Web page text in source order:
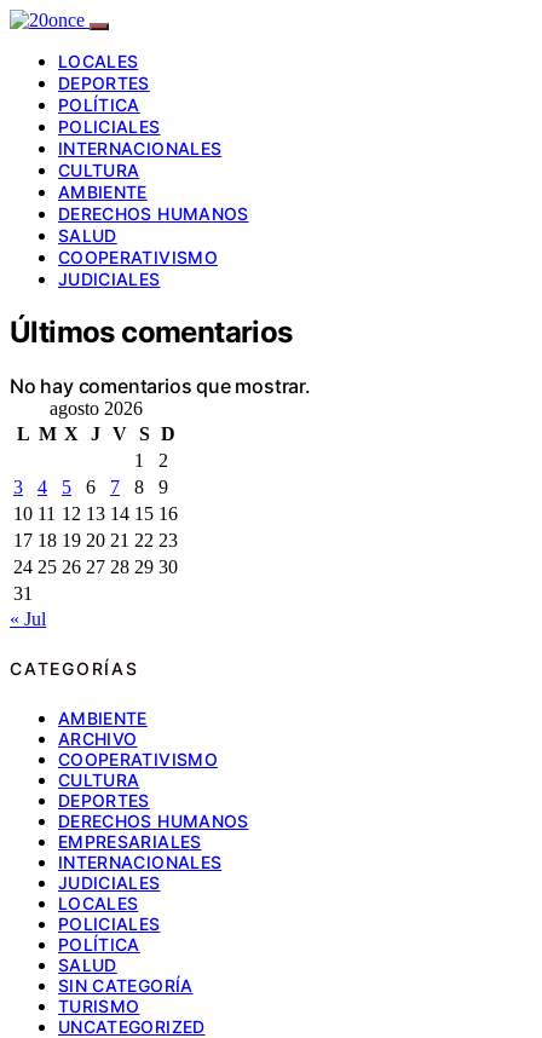
LOCALES
DEPORTES
POLÍTICA
POLICIALES
INTERNACIONALES
CULTURA
AMBIENTE
DERECHOS HUMANOS
SALUD
COOPERATIVISMO
JUDICIALES
Últimos comentarios
No hay comentarios que mostrar.
agosto 2026
L M X J V S D
1
2
3
4 5 6 7 8
9
10 11 12 13 14 15 16
17 18 19 20 21 22 23
24 25 26 27 28 29 30
31
« Jul
CATEGORÍAS
AMBIENTE
ARCHIVO
COOPERATIVISMO
CULTURA
DEPORTES
DERECHOS HUMANOS
EMPRESARIALES
INTERNACIONALES
JUDICIALES
LOCALES
POLICIALES
POLÍTICA
SALUD
SIN CATEGORÍA
TURISMO
UNCATEGORIZED